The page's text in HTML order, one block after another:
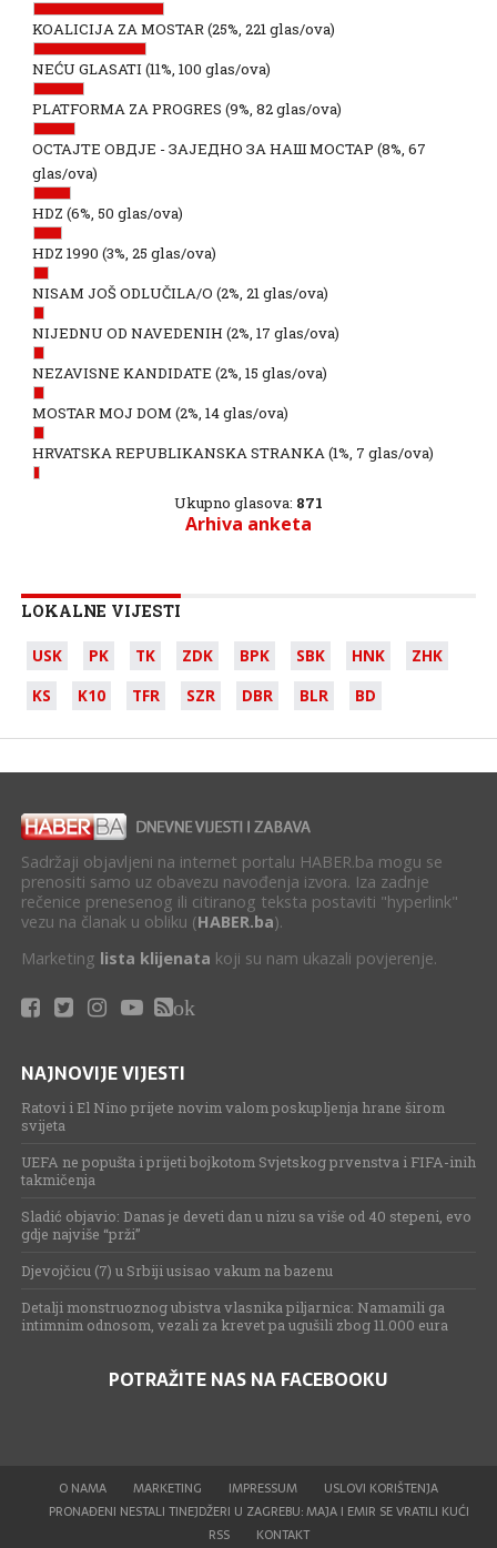
KOALICIJA ZA MOSTAR(25%, 221 glas/ova)
NEĆU GLASATI (11%, 100 glas/ova)
PLATFORMA ZA PROGRES (9%, 82 glas/ova)
ОСТАЈТЕ ОВДЈЕ - ЗАЈЕДНО ЗА НАШ МОСТАР (8%, 67
glas/ova)
HDZ (6%, 50 glas/ova)
HDZ 1990 (3%, 25 glas/ova)
NISAM JOŠ ODLUČILA/O (2%, 21 glas/ova)
NIJEDNU OD NAVEDENIH (2%, 17 glas/ova)
NEZAVISNE KANDIDATE (2%, 15 glas/ova)
MOSTAR MOJ DOM (2%, 14 glas/ova)
HRVATSKA REPUBLIKANSKA STRANKA(1%, 7 glas/ova)
Ukupno glasova: 871
Arhiva anketa
LOKALNE VIJESTI
USK PK TK ZDK BPK SBK HNK
ZHK
KS
K10 TFR SZR DBR BLR BD
Sadržaji objavljeni na internet portalu HABER.ba mogu se
prenositi samo uz obavezu navođenja izvora. Iza zadnje
rečenice prenesenog ili citiranog teksta postaviti "hyperlink"
vezu na članak u obliku (HABER.ba).
Marketing lista klijenata koji su nam ukazali povjerenje.
ok
NAJNOVIJE VIJESTI
Ratovi i El Nino prijete novim valom poskupljenja hrane širom
svijeta
UEFA ne popušta i prijeti bojkotom Svjetskog prvenstva i FIFA-inih
takmičenja
Sladić objavio: Danas je deveti dan u nizu sa više od 40 stepeni, evo
gdje najviše “prži”
Djevojčicu (7) u Srbiji usisao vakum na bazenu
Detalji monstruoznog ubistva vlasnika piljarnica: Namamili ga
intimnim odnosom, vezali za krevet pa ugušili zbog 11.000 eura
POTRAŽITE NAS NA FACEBOOKU
O NAMA MARKETING IMPRESSUM
USLOVI KORIŠTENJA
PRONAĐENI NESTALI TINEJDŽERI U ZAGREBU: MAJA I EMIR SE VRATILI KUĆI
RSS
KONTAKT